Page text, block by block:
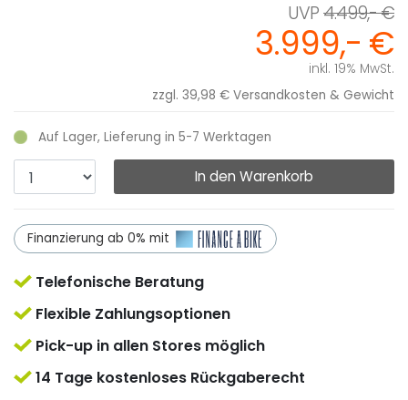
4.499,- €
3.999,- €
inkl. 19% MwSt.
zzgl. 39,98 € Versandkosten & Gewicht
Auf Lager, Lieferung in 5-7 Werktagen
In den Warenkorb
Finanzierung ab 0% mit
Telefonische Beratung
Flexible Zahlungsoptionen
Pick-up in allen Stores möglich
14 Tage kostenloses Rückgaberecht